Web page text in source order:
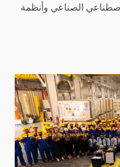
الصناعي وأنظمة